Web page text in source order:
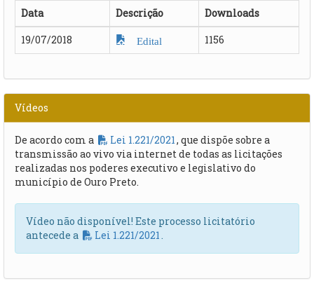
Data Descrição
Downloads
19/07/2018
Edital 1156
Vídeos
De acordo com a Lei 1.221/2021 , que dispõe sobre a
transmissão ao vivo via internet de todas as licitações
realizadas nos poderes executivo e legislativo do
município de Ouro Preto.
Vídeo não disponível! Este processo licitatório
antecede a
Lei 1.221/2021